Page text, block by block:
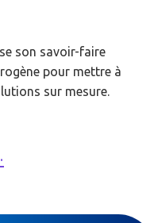
son savoir-faire
pour mettre à
sur mesure.